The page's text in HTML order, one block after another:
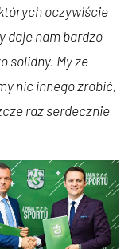
oczywiście
daje nam bardzo
solidny. My ze
nic innego zrobić,
raz serdecznie